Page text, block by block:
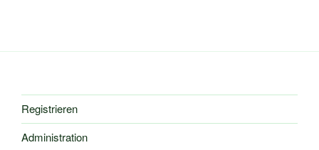
Registrieren
Administration